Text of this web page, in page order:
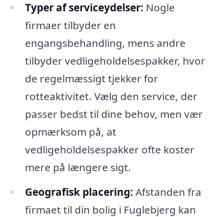
Typer af serviceydelser: Nogle
firmaer tilbyder en
engangsbehandling, mens andre
tilbyder vedligeholdelsespakker, hvor
de regelmæssigt tjekker for
rotteaktivitet. Vælg den service, der
passer bedst til dine behov, men vær
opmærksom på, at
vedligeholdelsespakker ofte koster
mere på længere sigt.
Geografisk placering: Afstanden fra
firmaet til din bolig i Fuglebjerg kan